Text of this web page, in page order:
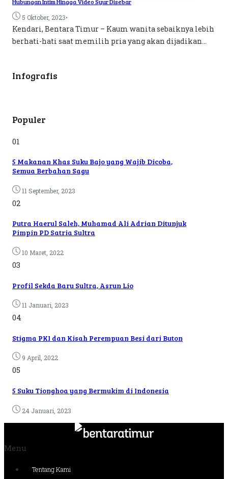
Hubungan Intim Hingga Video Syur Disebar
5 Oktober, 2023•
Kendari, Bentara Timur – Kaum wanita sebaiknya lebih
berhati-hati saat memilih pria yang akan dijadikan...
Infografis
Populer
01
5 Makanan Khas Suku Bajo yang Wajib Dicoba,
Semua Berbahan Sagu
11 September, 2023
02
Putra Haerul Saleh, Muhamad Ali Adrian Ditunjuk
Pimpin PD Satria Sultra
10 Maret, 2022
03
Profil Sekda Baru Sultra, Asrun Lio
11 Januari, 2023
04
Stigma PKI dan Kisah Perempuan Besi dari Buton
9 April, 2022
05
5 Suku Tionghoa yang Bermukim di Indonesia
24 Januari, 2023
Menu
Tentang Kami